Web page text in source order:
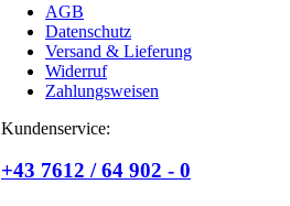
AGB
Datenschutz
Versand & Lieferung
Widerruf
Zahlungsweisen
Kundenservice:
+43 7612 / 64 902 - 0